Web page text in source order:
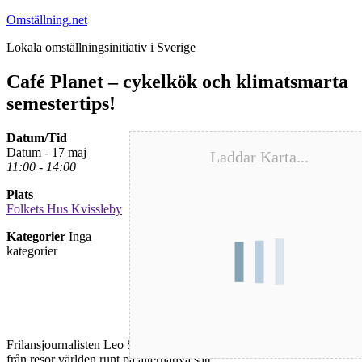
Hoppa
innehåll
Omställning.net
Lokala omställningsinitiativ i Sverige
Café Planet – cykelkök och klimatsmarta
semestertips!
Laddar Karta...
Datum/Tid
Datum - 17 maj
11:00 - 14:00
Plats
Folkets Hus Kvissleby
Kategorier Inga
kategorier
Frilansjournalisten Leo Stolpe Törneman berättar och visar bilder
från resor världen runt på alternativa sätt.